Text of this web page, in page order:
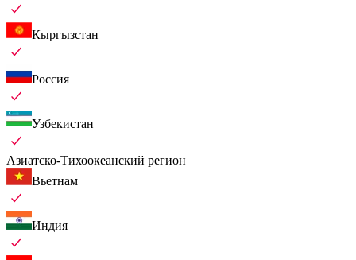
Кыргызстан
Россия
Узбекистан
Азиатско-Тихоокеанский регион
Вьетнам
Индия